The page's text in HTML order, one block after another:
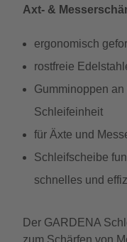
Axt- &
ergonomisch
rostfreie
Gumminoppen
Schleifeinheit
für Äxte und
Schleifscheibe
schnelles und
Der GARDENA
zum Schärfen von